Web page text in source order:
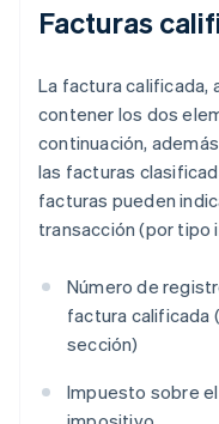
Facturas
La factura calificada,
contener los dos
continuación,
las facturas
facturas pueden
transacción (por tipo
Número de
factura calificada
sección)
Impuesto sobre